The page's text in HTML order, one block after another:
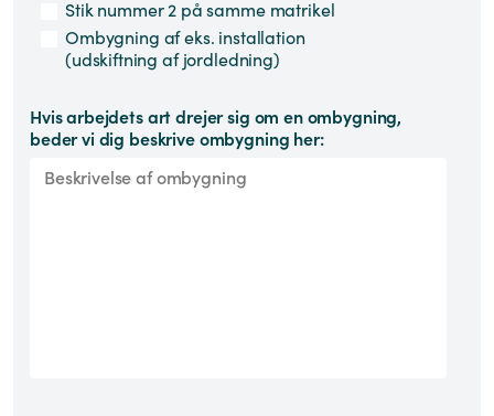
Stik nummer 2 på samme matrikel
Ombygning af eks. installation
(udskiftning af jordledning)
Hvis arbejdets art drejer sig om en ombygning,
beder vi dig beskrive ombygning her: